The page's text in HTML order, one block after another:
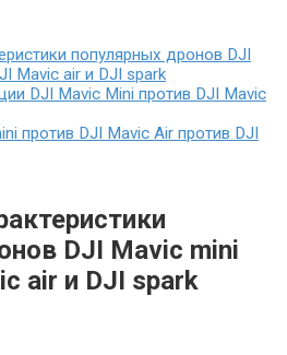
популярных дронов DJI
Mavic air и DJI spark
DJI Mavic Mini против DJI Mavic
против DJI Mavic Air против DJI
DJI Mavic mini
air и DJI spark